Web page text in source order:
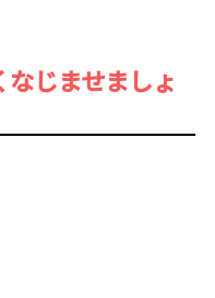
じませましょ